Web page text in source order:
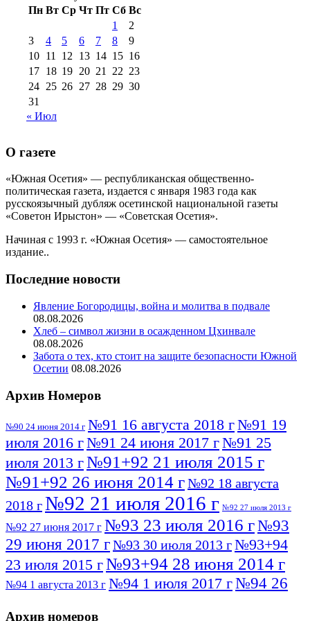
августа 2012 г(11)
августа 2013 г
(12)
Пн Вт Ср Чт Пт Сб Вс
1
2
3
4 5 6 7 8
9
10 11 12 13 14 15 16
17 18 19 20 21 22 23
24 25 26 27 28 29 30
31
« Июл
О газете
«Южная Осетия» — республиканская общественно-
политическая газета, издается с января 1983 года как
русскоязычный дубляж осетинской национальной газеты
«Советон Ирыстон» — «Советская Осетия».
Начиная с 1993 г. «Южная Осетия» — самостоятельное
издание..
Последние новости
Явление Богородицы, война и молитва в подвале
08.08.2026
Хлеб – символ жизни в осажденном Цхинвале
08.08.2026
Забота о тех, кто стоит на защите безопасности Южной
Осетии 08.08.2026
Архив Номеров
№90 24 июня 2014 г №91 16 августа 2018 г№91 19
июля 2016 г№91 24 июня 2017 г№91 25
июля 2013 г№91+92 21 июля 2015 г
№91+92 26 июня 2014 г№92 18 августа
2018 г№92 21 июля 2016 г №92 27 июля 2013 г
№92 27 июня 2017 г №93 23 июля 2016 г№93
29 июня 2017 г№93 30 июля 2013 г№93+94
23 июля 2015 г№93+94 28 июня 2014 г
№94 1 августа 2013 г №94 1 июля 2017 г№94 26
Архив номеров